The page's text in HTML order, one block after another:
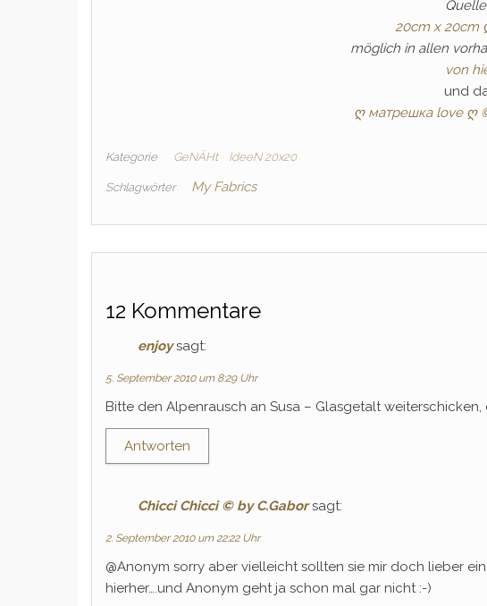
20cm x 20cm
möglich in allen
von
und
ღ матрешка love ღ
Kategorie GeNÄHt IdeeN 20x20
Schlagwörter My Fabrics
12 Kommentare
enjoy sagt:
5. September 2010 um 8:29 Uhr
Bitte den Alpenrausch an Susa – Glasgetalt weiterschicken,
Antworten
Chicci Chicci © by C.Gabor sagt:
2. September 2010 um 22:22 Uhr
@Anonym sorry aber vielleicht sollten sie mir doch lieber
hierher….und Anonym geht ja schon mal gar nicht :-)